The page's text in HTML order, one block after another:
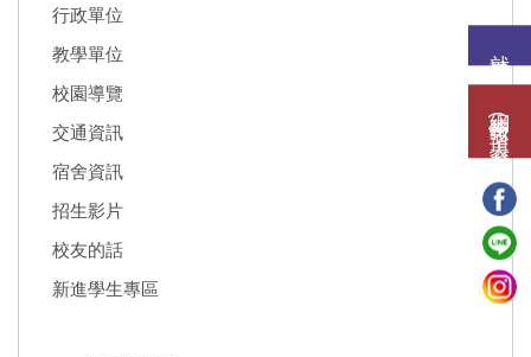
網路報名(填表)系統
行政單位
教學單位
校園導覽
交通資訊
宿舍資訊
招生影片
校友的話
新進學生專區